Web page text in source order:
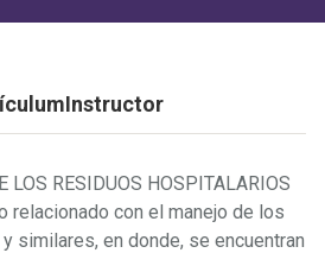
Instructor
LOS RESIDUOS HOSPITALARIOS
relacionado con el manejo de los
similares, en donde, se encuentran